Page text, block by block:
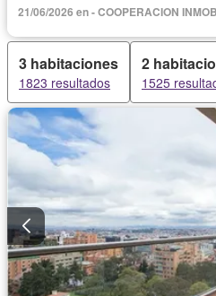
21/06/2026 en - COOPERACION
3 habitaciones
1823 resultados
2
1525